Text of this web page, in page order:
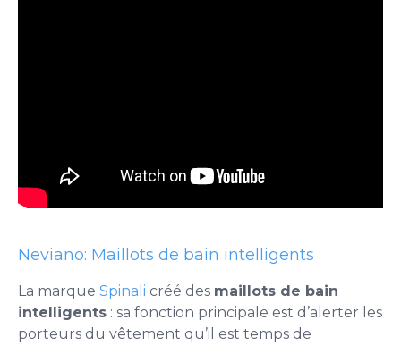
Neviano: Maillots de bain intelligents
La marque Spinali créé des maillots de bain
intelligents : sa fonction principale est d’alerter les
porteurs du vêtement qu’il est temps de